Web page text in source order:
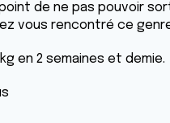
de ne pas pouvoir
vous rencontré ce
en 2 semaines et demie.